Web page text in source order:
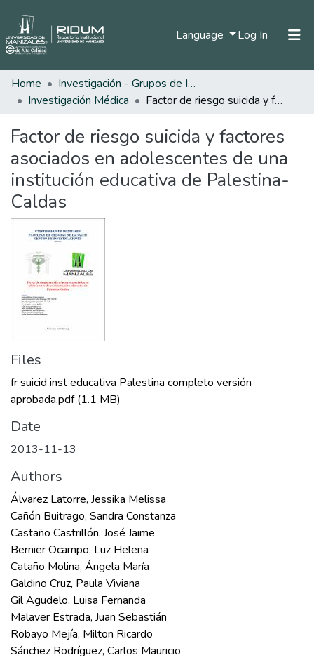
Language Log In (current)
All of DSpace
Statistics
Home
Investigación - Grupos de Investigación
Investigación Médica
Factor de riesgo suicida y factores asociados en adolescentes de una institución educativa de Palestina-Caldas
Factor de riesgo suicida y factores
asociados en adolescentes de una
institución educativa de Palestina-
Caldas
Files
fr suicid inst educativa Palestina completo versión
aprobada.pdf(1.1 MB)
Date
2013-11-13
Authors
Álvarez Latorre, Jessika Melissa
Cañón Buitrago, Sandra Constanza
Castaño Castrillón, José Jaime
Bernier Ocampo, Luz Helena
Cataño Molina, Ángela María
Galdino Cruz, Paula Viviana
Gil Agudelo, Luisa Fernanda
Malaver Estrada, Juan Sebastián
Robayo Mejía, Milton Ricardo
Sánchez Rodríguez, Carlos Mauricio